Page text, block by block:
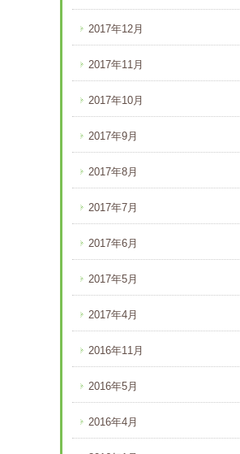
2017年12月
2017年11月
2017年10月
2017年9月
2017年8月
2017年7月
2017年6月
2017年5月
2017年4月
2016年11月
2016年5月
2016年4月